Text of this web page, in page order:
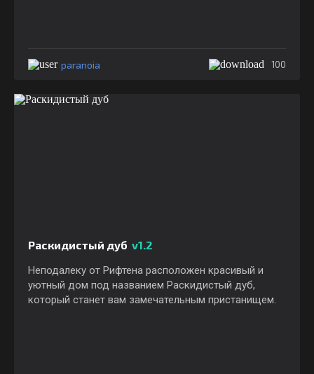
paranoia 100
Раскидистый дуб v1.2
Неподалеку от Рифтена расположен красивый и
уютный дом под названием Раскидистый дуб,
который станет вам замечательным пристанищем.